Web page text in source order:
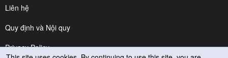
Liên hệ
Quy định và Nội quy
Privacy Policy